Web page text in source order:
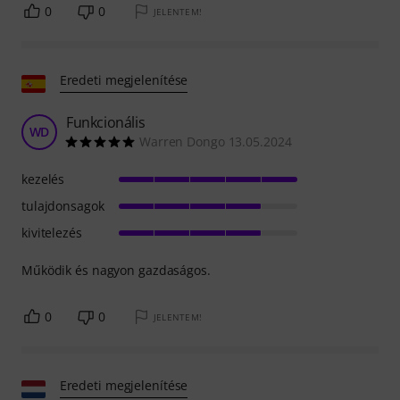
0 0 JELENTEM!
Eredeti megjelenítése
WD Funkcionális
Warren Dongo 13.05.2024
Működik és nagyon gazdaságos.
kezelés
tulajdonsagok
kivitelezés
0 0 JELENTEM!
Eredeti megjelenítése